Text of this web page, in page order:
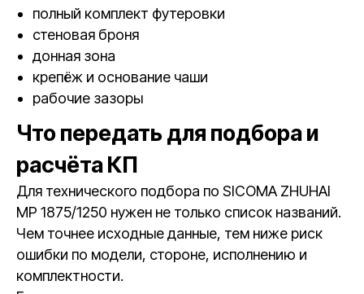
полный комплект футеровки
стеновая броня
донная зона
крепёж и основание чаши
рабочие зазоры
Что передать для подбора и
расчёта КП
Для технического подбора по SICOMA ZHUHAI
MP 1875/1250 нужен не только список названий.
Чем точнее исходные данные, тем ниже риск
ошибки по модели, стороне, исполнению и
комплектности.